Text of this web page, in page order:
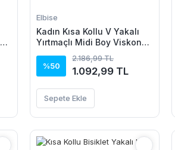
Elbise
Kadın Kısa Kollu V Yakalı
Yırtmaçlı Midi Boy Viskon
%50
2.186,99 TL
1.092,99 TL
Sepete Ekle